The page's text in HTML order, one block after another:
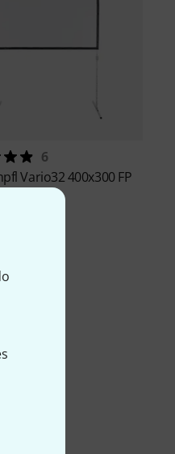
6
Vario32 400x300 FP